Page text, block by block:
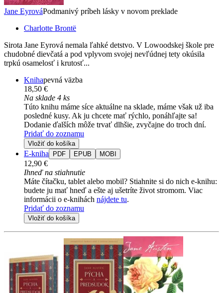
Jane EyrováPodmanivý príbeh lásky v novom preklade
Charlotte Brontë
Sirota Jane Eyrová nemala ľahké detstvo. V Lowoodskej škole pre
chudobné dievčatá a pod vplyvom svojej nevľúdnej tety okúsila
trpkú osamelosť i krutosť...
Knihapevná väzba
18,50 €
Na sklade 4 ks
Túto knihu máme síce aktuálne na sklade, máme však už iba
posledné kusy. Ak ju chcete mať rýchlo, ponáhľajte sa!
Dodanie ďalších môže trvať dlhšie, zvyčajne do troch dní.
Pridať do zoznamu
Vložiť do košíka
E-kniha PDF EPUB MOBI
12,90 €
Ihneď na stiahnutie
Máte čítačku, tablet alebo mobil? Stiahnite si do nich e-knihu:
budete ju mať hneď a ešte aj ušetríte život stromom. Viac
informácii o e-knihách nájdete tu.
Pridať do zoznamu
Vložiť do košíka